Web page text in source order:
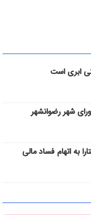
ابری است
شهر رضوانشهر
به اتهام فساد مالی